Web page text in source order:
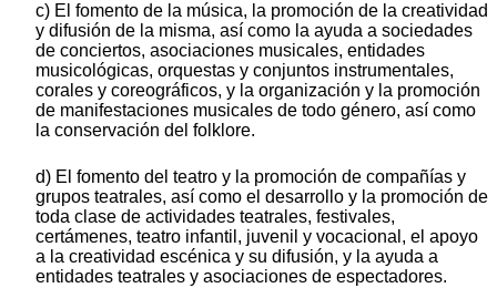
c) El fomento de la música, la promoción de la creatividad
y difusión de la misma, así como la ayuda a sociedades
de conciertos, asociaciones musicales, entidades
musicológicas, orquestas y conjuntos instrumentales,
corales y coreográficos, y la organización y la promoción
de manifestaciones musicales de todo género, así como
la conservación del folklore.
d) El fomento del teatro y la promoción de compañías y
grupos teatrales, así como el desarrollo y la promoción de
toda clase de actividades teatrales, festivales,
certámenes, teatro infantil, juvenil y vocacional, el apoyo
a la creatividad escénica y su difusión, y la ayuda a
entidades teatrales y asociaciones de espectadores.